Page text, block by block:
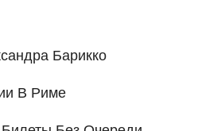
Барикко
В Риме